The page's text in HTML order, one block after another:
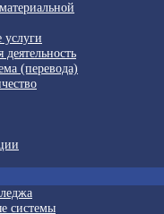
услуги
(перевода)
системы